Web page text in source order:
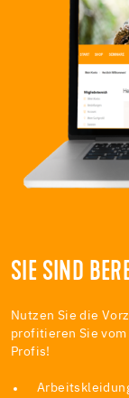
SIE SIND
Nutzen Sie die
profitieren Sie
Profis!